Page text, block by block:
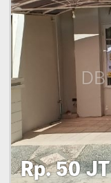
Rp. 50 JT